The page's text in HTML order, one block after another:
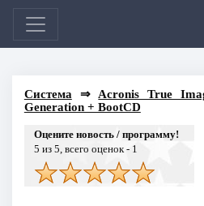
Система ⇒ Acronis True
Generation + BootCD
Оцените новость / программу!
5 из 5, всего оценок - 1